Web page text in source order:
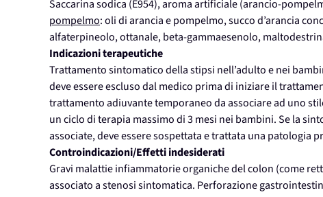
Saccarina sodica (E954), aroma artificiale (arancio-
pompelmo: oli di arancia e pompelmo, succo d’arancia
alfaterpineolo, ottanale, beta-gammaesenolo,
Indicazioni terapeutiche
Trattamento sintomatico della stipsi nell’adulto e nei
deve essere escluso dal medico prima di iniziare il
trattamento adiuvante temporaneo da associare ad uno
un ciclo di terapia massimo di 3 mesi nei bambini. Se la
associate, deve essere sospettata e trattata una patologia
Controindicazioni/Effetti indesiderati
Gravi malattie infiammatorie organiche del colon (come
associato a stenosi sintomatica. Perforazione